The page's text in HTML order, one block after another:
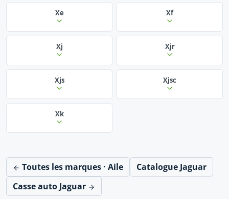
Xe Xf
Xj Xjr
Xjs Xjsc
Xk
Toutes les marques · Aile
Catalogue Jaguar
Casse auto Jaguar